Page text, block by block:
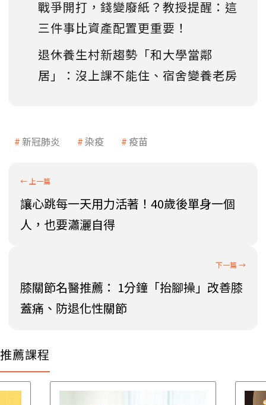
戰爭開打，錢變廢紙？教授提醒：這
三件事比資產配置更重要！
退休養生村新趨勢「和大學當鄰
居」：沒上課不能住、宿舍變養老房
新冠肺炎 染疫 疫苗
讓心跳每一天用力活著！40歲後單身一個
人，也要瀟灑自得
膝關節名醫推薦： 1分鐘「抬腳操」改善膝
蓋痛、防退化性關節
推薦課程